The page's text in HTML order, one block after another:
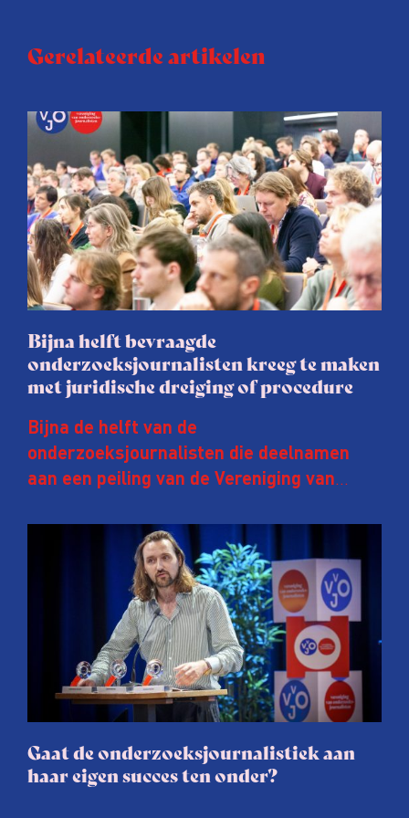
Gerelateerde artikelen
Bijna helft bevraagde
onderzoeksjournalisten kreeg te maken
met juridische dreiging of procedure
Bijna de helft van de
onderzoeksjournalisten die deelnamen
aan een peiling van de Vereniging van
afgelopen twee jaar te maken met
juridische dreiging of een juridische
procedure rond het eigen werk. Dat kost
journalisten tijd, ook ervaren zij stress en
soms worden publicaties aangepast of
gaat de hele publicatie zelfs niet door.
Gaat de onderzoeksjournalistiek aan
haar eigen succes ten onder?